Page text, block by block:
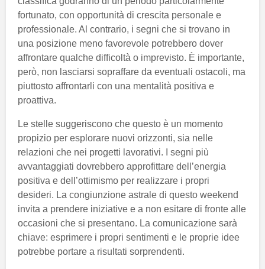
fortunato, con opportunità di crescita personale e
professionale. Al contrario, i segni che si trovano in
una posizione meno favorevole potrebbero dover
affrontare qualche difficoltà o imprevisto. È importante,
però, non lasciarsi sopraffare da eventuali ostacoli, ma
piuttosto affrontarli con una mentalità positiva e
proattiva.
Le stelle suggeriscono che questo è un momento
propizio per esplorare nuovi orizzonti, sia nelle
relazioni che nei progetti lavorativi. I segni più
avvantaggiati dovrebbero approfittare dell’energia
positiva e dell’ottimismo per realizzare i propri
desideri. La congiunzione astrale di questo weekend
invita a prendere iniziative e a non esitare di fronte alle
occasioni che si presentano. La comunicazione sarà
chiave: esprimere i propri sentimenti e le proprie idee
potrebbe portare a risultati sorprendenti.